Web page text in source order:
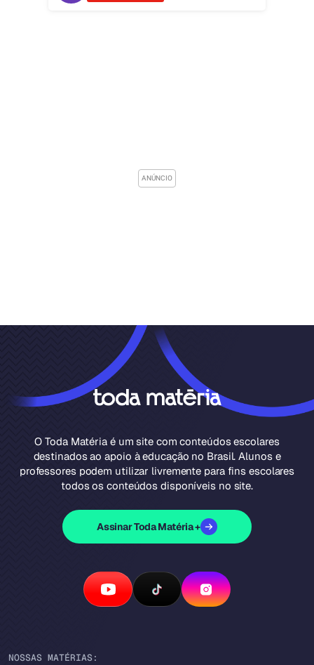
O Toda Matéria é um site com conteúdos escolares
destinados ao apoio à educação no Brasil. Alunos e
professores podem utilizar livremente para fins escolares
todos os conteúdos disponíveis no site.
Assinar Toda Matéria +
NOSSAS MATÉRIAS: